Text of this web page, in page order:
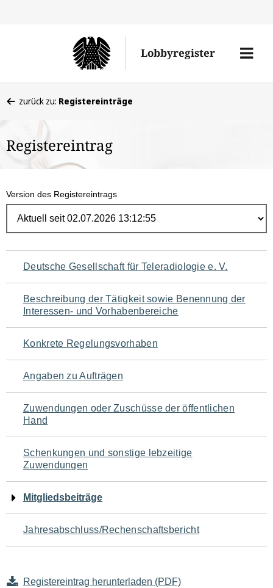
Lobbyregister
Menü
befinden
hier:
zurück zu: Registereinträge
Registereintrag
Version des Registereintrags
Navigation
für
den
Seiteninhalt
Deutsche Gesellschaft für Teleradiologie e. V.
Beschreibung der Tätigkeit sowie Benennung der
Interessen- und Vorhabenbereiche
Konkrete Regelungsvorhaben
Angaben zu Aufträgen
Zuwendungen oder Zuschüsse der öffentlichen
Hand
Schenkungen und sonstige lebzeitige
Zuwendungen
Mitgliedsbeiträge
Jahresabschluss/Rechenschaftsbericht
Registereintrag herunterladen (PDF)